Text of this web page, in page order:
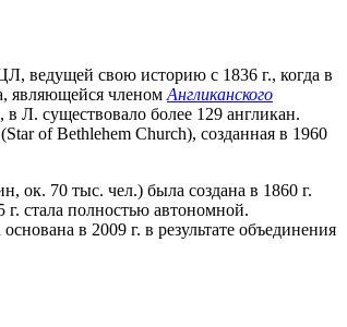
ведущей свою историю с 1836 г., когда в
являющейся членом Англиканского
Л. существовало более 129 англикан.
of Bethlehem Church), созданная в 1960
ок. 70 тыс. чел.) была создана в 1860 г.
г. стала полностью автономной.
в 2009 г. в результате объединения